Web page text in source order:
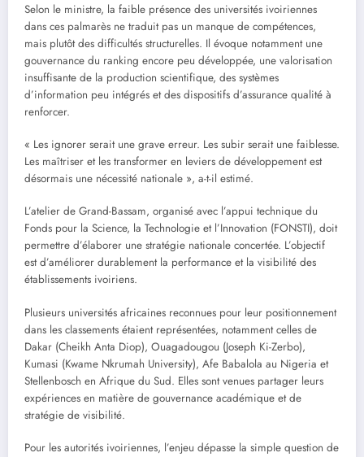
Selon le ministre, la faible présence des universités ivoiriennes
dans ces palmarès ne traduit pas un manque de compétences,
mais plutôt des difficultés structurelles. Il évoque notamment une
gouvernance du ranking encore peu développée, une valorisation
insuffisante de la production scientifique, des systèmes
d’information peu intégrés et des dispositifs d’assurance qualité à
renforcer.
« Les ignorer serait une grave erreur. Les subir serait une faiblesse.
Les maîtriser et les transformer en leviers de développement est
désormais une nécessité nationale », a-t-il estimé.
L’atelier de Grand-Bassam, organisé avec l’appui technique du
Fonds pour la Science, la Technologie et l’Innovation (FONSTI), doit
permettre d’élaborer une stratégie nationale concertée. L’objectif
est d’améliorer durablement la performance et la visibilité des
établissements ivoiriens.
Plusieurs universités africaines reconnues pour leur positionnement
dans les classements étaient représentées, notamment celles de
Dakar (Cheikh Anta Diop), Ouagadougou (Joseph Ki-Zerbo),
Kumasi (Kwame Nkrumah University), Afe Babalola au Nigeria et
Stellenbosch en Afrique du Sud. Elles sont venues partager leurs
expériences en matière de gouvernance académique et de
stratégie de visibilité.
Pour les autorités ivoiriennes, l’enjeu dépasse la simple question de